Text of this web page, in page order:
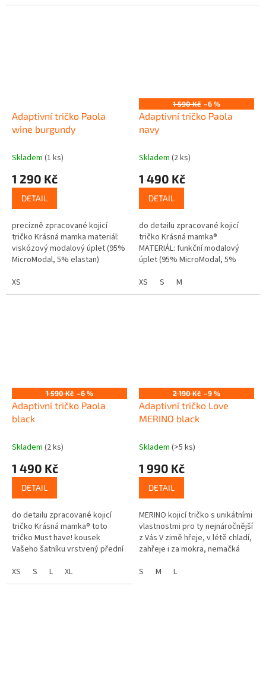
Adaptivní tričko Paola
wine burgundy
Skladem (1 ks)
1 290 Kč
DETAIL
precizně zpracované kojicí
tričko Krásná mamka materiál:
viskózový modalový úplet (95%
MicroModal, 5% elastan)
pro snadné kojení nenáročné
na...
XS
1 590 Kč –6 %
Adaptivní tričko Paola
navy
Skladem (2 ks)
1 490 Kč
DETAIL
do detailu zpracované kojicí
tričko Krásná mamka®
MATERIÁL: funkční modalový
úplet (95% MicroModal, 5%
uzpůsobený pro snadné
kojení:k...
XS S M
1 590 Kč –6 %
Adaptivní tričko Paola
black
Skladem (2 ks)
1 490 Kč
DETAIL
do detailu zpracované kojicí
tričko Krásná mamka® toto
tričko Must have! kousek
Vašeho šatníku vrstvený přední
kojení:k podprsence se
dostanete jednou...
XS S L XL
2 190 Kč –9 %
Adaptivní tričko Love
MERINO black
Skladem (>5 ks)
1 990 Kč
DETAIL
MERINO kojicí tričko s unikátními
vlastnostmi pro ty nejnáročnější
z Vás V zimě hřeje, v létě chladí,
zahřeje i za mokra, nemačká
neškrábe a...
S M L